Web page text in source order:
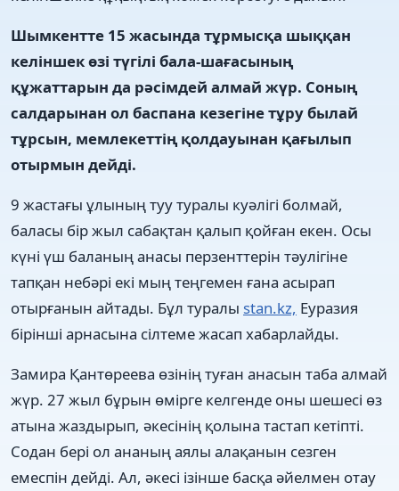
Шымкентте 15 жасында тұрмысқа шыққан
келіншек өзі түгілі бала-шағасының
құжаттарын да рәсімдей алмай жүр. Соның
салдарынан ол баспана кезегіне тұру былай
тұрсын, мемлекеттің қолдауынан қағылып
отырмын дейді.
9 жастағы ұлының туу туралы куәлігі болмай,
баласы бір жыл сабақтан қалып қойған екен. Осы
күні үш баланың анасы перзенттерін тәулігіне
тапқан небәрі екі мың теңгемен ғана асырап
отырғанын айтады. Бұл туралы stan.kz, Еуразия
бірінші арнасына сілтеме жасап хабарлайды.
Замира Қантөреева өзінің туған анасын таба алмай
жүр. 27 жыл бұрын өмірге келгенде оны шешесі өз
атына жаздырып, әкесінің қолына тастап кетіпті.
Содан бері ол ананың аялы алақанын сезген
емеспін дейді. Ал, әкесі ізінше басқа әйелмен отау